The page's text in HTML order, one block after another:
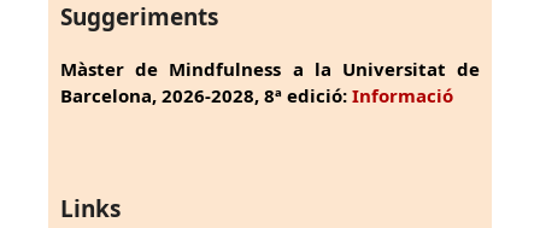
Suggeriments
Màster de Mindfulness a la Universitat de
Barcelona, 2026-2028, 8ª edició: Informació
Links